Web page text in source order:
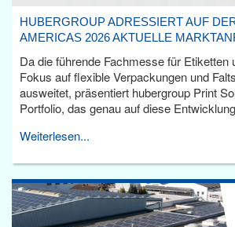
HUBERGROUP ADRESSIERT AUF
AMERICAS 2026 AKTUELLE
Da die führende Fachmesse für Etiketten
Fokus auf flexible Verpackungen und
ausweitet, präsentiert hubergroup Print
Portfolio, das genau auf diese
Weiterlesen...